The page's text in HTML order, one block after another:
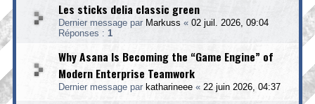
Les sticks delia classic green
Dernier message par Markuss « 02 juil. 2026, 09:04
Réponses : 1
Why Asana Is Becoming the “Game Engine” of
Modern Enterprise Teamwork
Dernier message par katharineee « 22 juin 2026, 04:37